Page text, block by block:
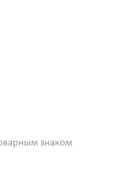
знаком